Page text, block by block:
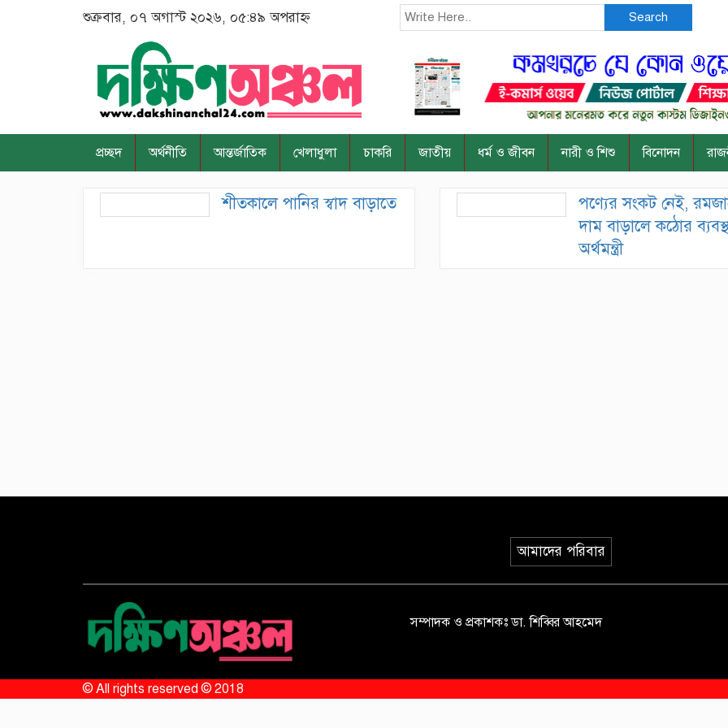
শুক্রবার, ০৭ অগাস্ট ২০২৬, ০৫:৪৯ অপরাহ্ন Search
প্রচ্ছদ অর্থনীতি আন্তর্জাতিক খেলাধুলা চাকরি জাতীয় ধর্ম ও জীবন নারী ও শিশু বিনোদন
শীতকালে পানির স্বাদ বাড়াতে
পণ্যের সংকট নেই,
দাম বাড়ালে কঠোর
অর্থমন্ত্রী
আমাদের পরিবার
সম্পাদক ও প্রকাশকঃ ডা. শিব্বির আহমেদ
© All rights reserved © 2018